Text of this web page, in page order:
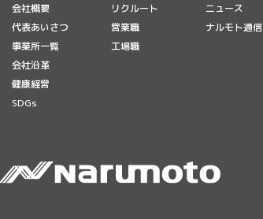
会社概要
代表あいさつ
事業所一覧
会社沿革
健康経営
SDGs
リクルート
営業職
工場職
ニュース
ナルモト通信